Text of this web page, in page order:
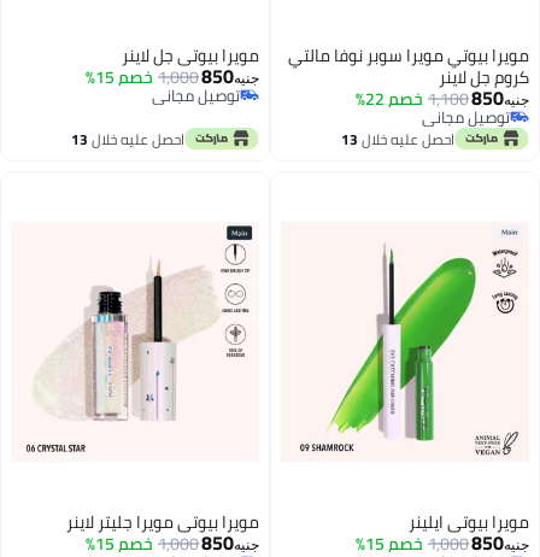
مويرا بيوتي مويرا سوبر نوفا مالتي
كروم جل لاينر
جنيه850
1,100خصم 22%
توصيل مجاني
توصيل مجانياحصل عليه خلال13
مويرا بيوتي جل لاينر
جنيه850
1,000خصم 15%
توصيل مجاني
توصيل مجاني
احصل عليه خلال13
مويرا بيوتي ايلينر
جنيه850
1,000خصم 15%
مويرا بيوتي مويرا جليتر لاينر
جنيه850
1,000خصم 15%